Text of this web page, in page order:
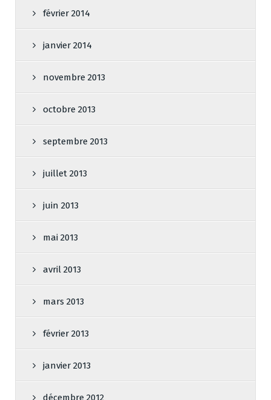
février 2014
janvier 2014
novembre 2013
octobre 2013
septembre 2013
juillet 2013
juin 2013
mai 2013
avril 2013
mars 2013
février 2013
janvier 2013
décembre 2012